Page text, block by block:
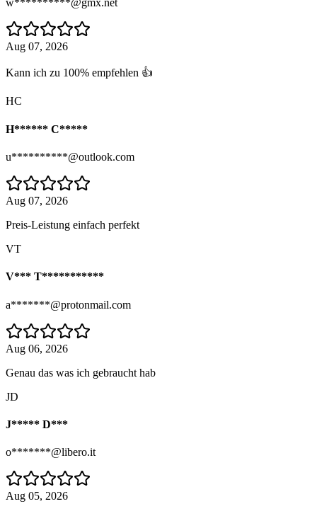
w**********@gmx.net
Aug 07, 2026
Kann ich zu 100% empfehlen 👍
HC
H****** C*****
u**********@outlook.com
Aug 07, 2026
Preis-Leistung einfach perfekt
VT
V*** T***********
a*******@protonmail.com
Aug 06, 2026
Genau das was ich gebraucht hab
JD
J***** D***
o*******@libero.it
Aug 05, 2026